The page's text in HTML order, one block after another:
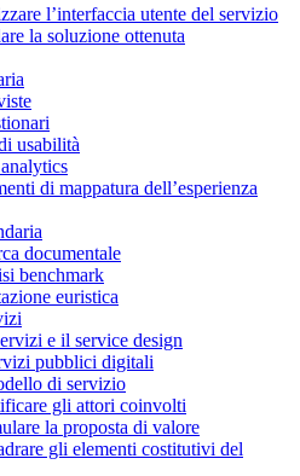
l’interfaccia utente del servizio
la soluzione ottenuta
usabilità
di mappatura dell’esperienza
documentale
benchmark
euristica
e il service design
pubblici digitali
di servizio
gli attori coinvolti
la proposta di valore
gli elementi costitutivi del